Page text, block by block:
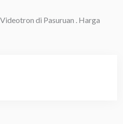
di Pasuruan . Harga